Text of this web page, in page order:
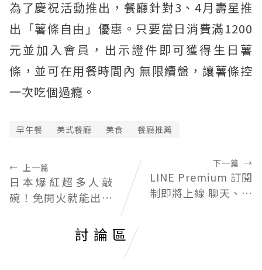
為了慶祝活動推出，餐廳針對3、4月壽星推
出「薯條自由」優惠。只要當日消費滿1200
元並加入會員，出示證件即可獲得生日薯
條，並可在用餐時間內 無限續盤，讓薯條控
一次吃個過癮。
早午餐 美式餐廳 美食 餐廳推薦
← 上一篇
日本爆紅超多人敲
碗！免開火就能出四
下一篇 →
LINE Premium 訂閱
制即將上線 聊天、電
討論區